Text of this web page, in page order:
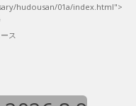
hudousan/01a/index.html">
ス